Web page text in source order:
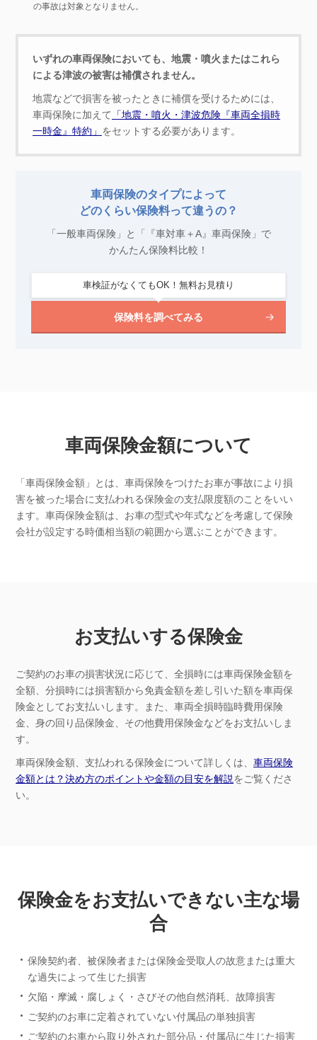
の事故は対象となりません。
いずれの車両保険においても、地震・噴火またはこれら
による津波の被害は補償されません。
地震などで損害を被ったときに補償を受けるためには、
車両保険に加えて
「地震・噴火・津波危険『車両全損時
一時金』特約」 をセットする必要があります。
車両保険のタイプによって
どのくらい保険料って違うの？
「一般車両保険」と「『車対車＋A』車両保険」で
かんたん保険料比較！
保険料を調べてみる
車検証がなくてもOK！無料お見積り
車両保険金額について
「車両保険金額」とは、車両保険をつけたお車が事故により損
害を被った場合に支払われる保険金の支払限度額のことをいい
ます。車両保険金額は、お車の型式や年式などを考慮して保険
会社が設定する時価相当額の範囲から選ぶことができます。
お支払いする保険金
ご契約のお車の損害状況に応じて、全損時には車両保険金額を
全額、分損時には損害額から免責金額を差し引いた額を車両保
険金としてお支払いします。また、車両全損時臨時費用保険
金、身の回り品保険金、その他費用保険金などをお支払いしま
す。
車両保険金額、支払われる保険金について詳しくは、 車両保険
金額とは？決め方のポイントや金額の目安を解説をご覧くださ
い。
保険金をお支払いできない主な場
合
保険契約者、被保険者または保険金受取人の故意または重大
な過失によって生じた損害
欠陥・摩滅・腐しょく・さびその他自然消耗、故障損害
ご契約のお車に定着されていない付属品の単独損害
ご契約のお車から取り外された部分品・付属品に生じた損害